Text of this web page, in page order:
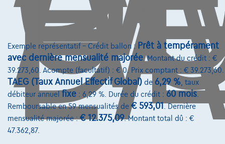
06/2024
25.000 km Hybride
Automatique
120 kW ( 163 CV )
€39.850 1 ✓TVA déductible
Dès €601,72 /mois
et une dernière mensualité de
€12.556,72
Découvrez l’exemple chiffré complet
3630 Maasmechelen,Ramakers Car Center
Comparer
Exemple représentatif – Crédit ballon : Prêt à tempérament
avec dernière mensualité majorée. Montant du crédit : €
39.273,60. Acompte (facultatif) : € 0. Prix comptant : € 39.273,60.
TAEG (Taux Annuel Effectif Global) de 6,29 % , taux
débiteur annuel fixe : 6,29 %. Durée du crédit : 60 mois
Remboursable en 59 mensualités de € 593,01 . Dernière
mensualité majorée :€ 12.375,09. Montant total dû : €
47.362,87.